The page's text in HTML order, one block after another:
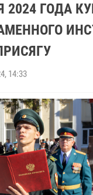
2024 ГОДА
14:33